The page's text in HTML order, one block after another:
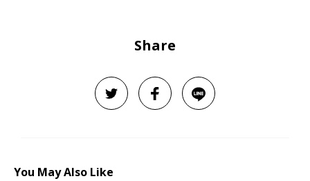
Share
You May Also Like